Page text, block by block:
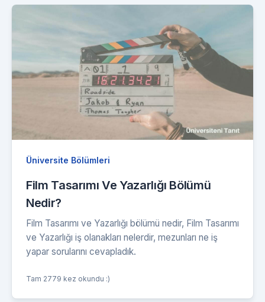
Üniversite Bölümleri
Film Tasarımı Ve Yazarlığı Bölümü
Nedir?
Film Tasarımı ve Yazarlığı bölümü nedir, Film Tasarımı
ve Yazarlığı iş olanakları nelerdir, mezunları ne iş
yapar sorularını cevapladık.
Tam 2779 kez okundu :)